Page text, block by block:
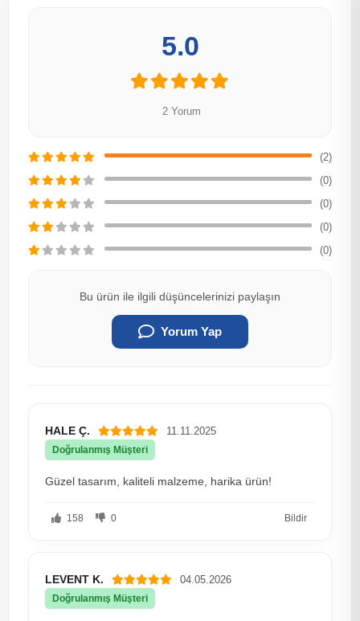
5.0
2 Yorum
(2)
(0)
(0)
(0)
(0)
Bu ürün ile ilgili düşüncelerinizi paylaşın
Yorum Yap
HALE Ç. 11.11.2025
Doğrulanmış Müşteri
Güzel tasarım, kaliteli malzeme, harika ürün!
158 0 Bildir
LEVENT K. 04.05.2026
Doğrulanmış Müşteri